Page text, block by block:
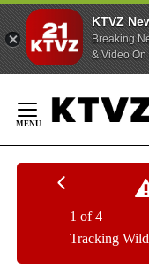
KTVZ
Breaking
& Video On
Content
Tracking
1 of 4